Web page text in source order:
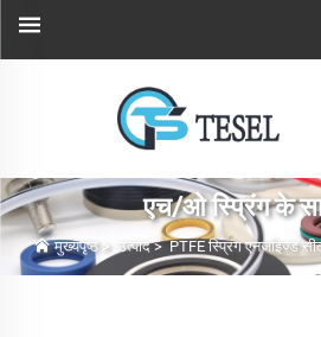
एच/ओ स्प्रिंग के
मुख्यपृष्ठ> उत्पाद>PTFE स्प्रिंग एनर्जाइज्ड